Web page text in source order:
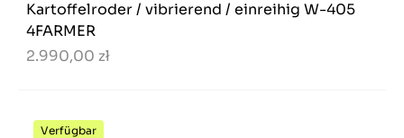
Kartoffelroder / vibrierend / einreihig W-405
4FARMER
2.990,00 zł
Verfügbar